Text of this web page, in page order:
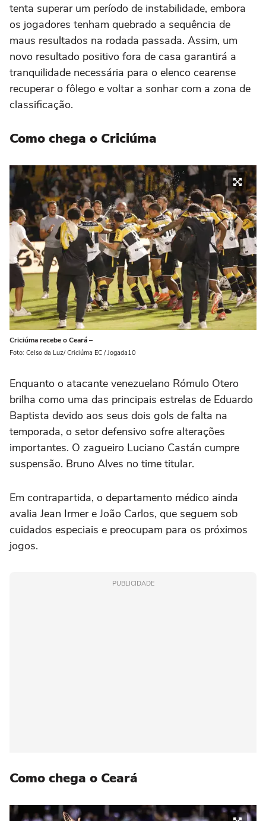
tenta superar um período de instabilidade, embora
os jogadores tenham quebrado a sequência de
maus resultados na rodada passada. Assim, um
novo resultado positivo fora de casa garantirá a
tranquilidade necessária para o elenco cearense
recuperar o fôlego e voltar a sonhar com a zona de
classificação.
Como chega o Criciúma
Criciúma recebe o Ceará –
Foto: Celso da Luz/ Criciúma EC / Jogada10
Enquanto o atacante venezuelano Rómulo Otero
brilha como uma das principais estrelas de Eduardo
Baptista devido aos seus dois gols de falta na
temporada, o setor defensivo sofre alterações
importantes. O zagueiro Luciano Castán cumpre
suspensão. Bruno Alves no time titular.
Em contrapartida, o departamento médico ainda
avalia Jean Irmer e João Carlos, que seguem sob
cuidados especiais e preocupam para os próximos
jogos.
PUBLICIDADE
Como chega o Ceará